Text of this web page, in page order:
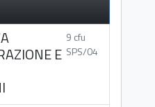
E
9 cfu
SPS/04